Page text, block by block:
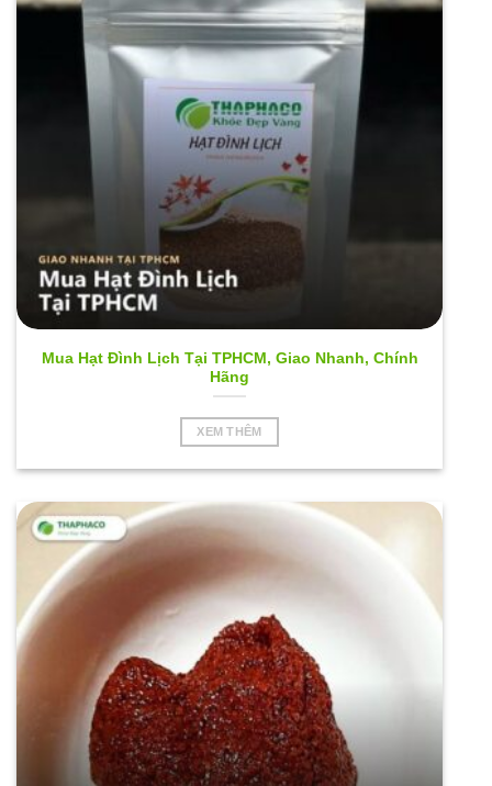
Mua Hạt Đình Lịch Tại TPHCM, Giao Nhanh, Chính
Hãng
XEM THÊM